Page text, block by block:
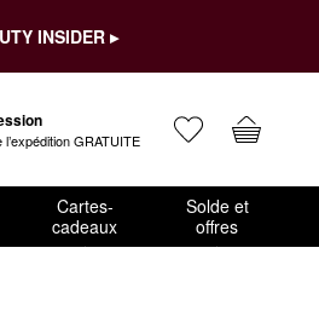
INSIDER ▸
GRATUITE
Cartes-
cadeaux
Solde et
offres